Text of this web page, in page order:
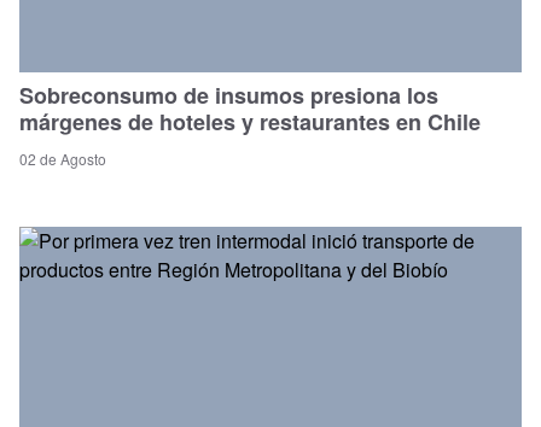
Sobreconsumo de insumos presiona los
márgenes de hoteles y restaurantes en Chile
02 de Agosto